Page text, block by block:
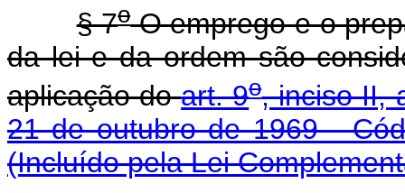
§ 7oO emprego e o
da lei e da ordem são
aplicação doart. 9o, inciso II,
21 de outubro de 1969 -
(Incluído pela Lei